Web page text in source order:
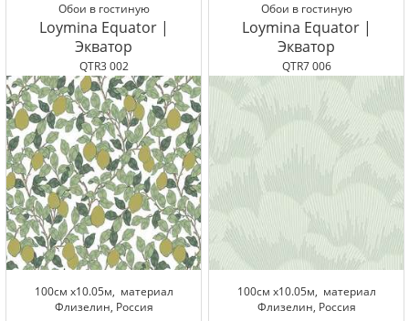
Обои в гостиную
Loymina Equator |
Экватор
QTR3 002
100см x10.05м, материал
Флизелин, Россия
Обои в гостиную
Loymina Equator |
Экватор
QTR7 006
100см x10.05м, материал
Флизелин, Россия